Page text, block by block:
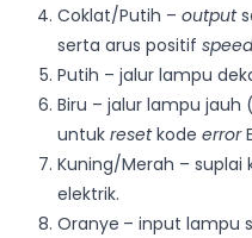
Coklat/Putih – output
serta arus positif
Putih – jalur lampu
Biru – jalur lampu jauh (
untuk resetkode error
Kuning/Merah – suplai
elektrik.
Oranye – input lampu